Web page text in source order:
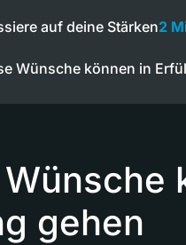
auf deine Stärken2
Wünsche können in
gehen